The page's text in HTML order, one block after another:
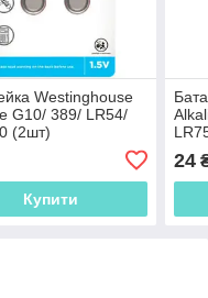
Westinghouse
G10/ 389/ LR54/
(2шт)
Купити
24